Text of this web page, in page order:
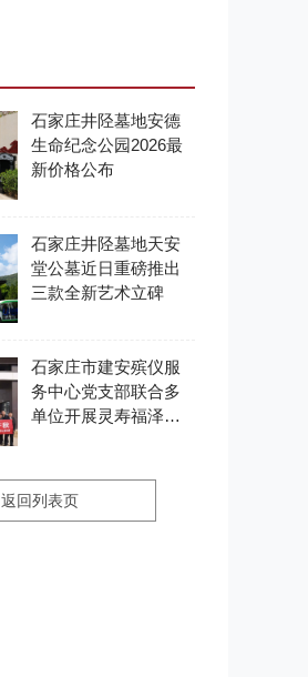
石家庄井陉墓地安德
生命纪念公园2026最
新价格公布
石家庄井陉墓地天安
堂公墓近日重磅推出
三款全新艺术立碑
石家庄市建安殡仪服
务中心党支部联合多
单位开展灵寿福泽园
返回列表页